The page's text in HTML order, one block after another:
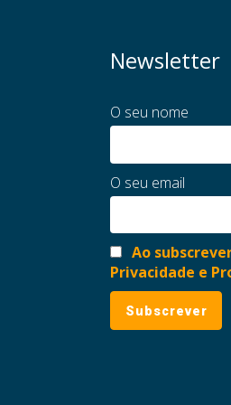
Newsletter
O seu nome
O seu email
Ao
Privacidade e